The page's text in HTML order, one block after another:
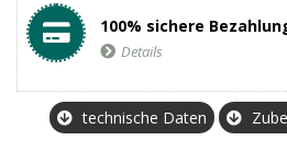
100% sichere
Details
technische Daten